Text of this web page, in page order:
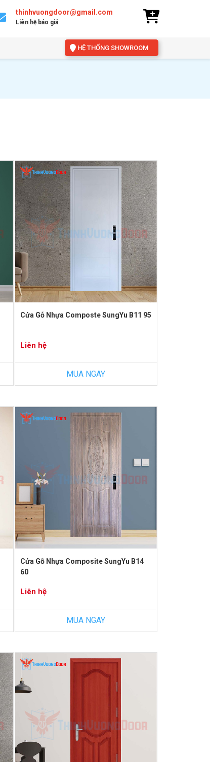
thinhvuongdoor@gmail.com
Liên hệ báo giá
HỆ THỐNG SHOWROOM
Cửa Gỗ Nhựa Composte SungYu B11 95
Liên hệ
MUA NGAY
Cửa Gỗ Nhựa Composite SungYu B14
60
Liên hệ
MUA NGAY